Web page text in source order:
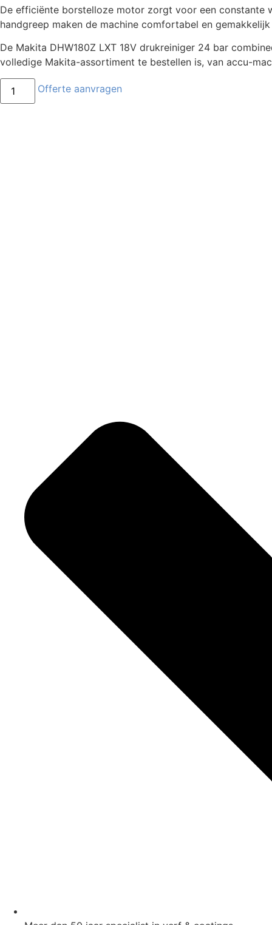
De efficiënte borstelloze motor zorgt voor een constante
handgreep maken de machine comfortabel en
De Makita DHW180Z LXT 18V drukreiniger 24 bar
volledige Makita-assortiment te bestellen is, van accu-
Offerte aanvragen